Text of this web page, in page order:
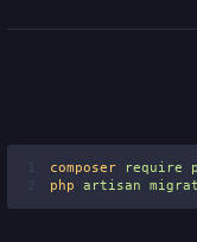
1 composer require
2
php artisan